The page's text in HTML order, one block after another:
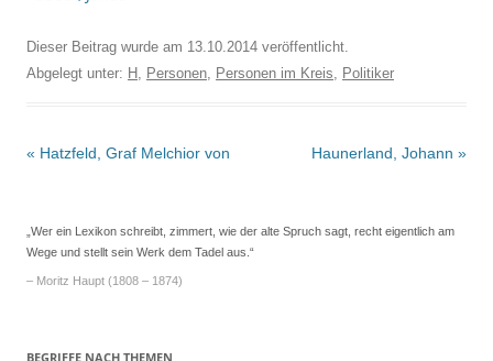
Dieser Beitrag wurde am 13.10.2014 veröffentlicht.
Abgelegt unter: H Personen Personen im Kreis Politiker
Beitrags-
« Hatzfeld, Graf Melchior von Haunerland, Johann »
„Wer ein Lexikon schreibt, zimmert, wie der alte Spruch sagt, recht eigentlich am
Wege und stellt sein Werk dem Tadel aus.“
– Moritz Haupt (1808 – 1874)
BEGRIFFE NACH THEMEN